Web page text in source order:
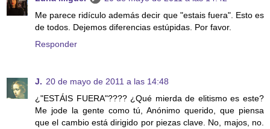
Me parece ridículo además decir que "estais fuera". Esto es
de todos. Dejemos diferencias estúpidas. Por favor.
Responder
J. 20 de mayo de 2011 a las 14:48
¿"ESTÁIS FUERA"???? ¿Qué mierda de elitismo es este?
Me jode la gente como tú, Anónimo querido, que piensa
que el cambio está dirigido por piezas clave. No, majos, no.